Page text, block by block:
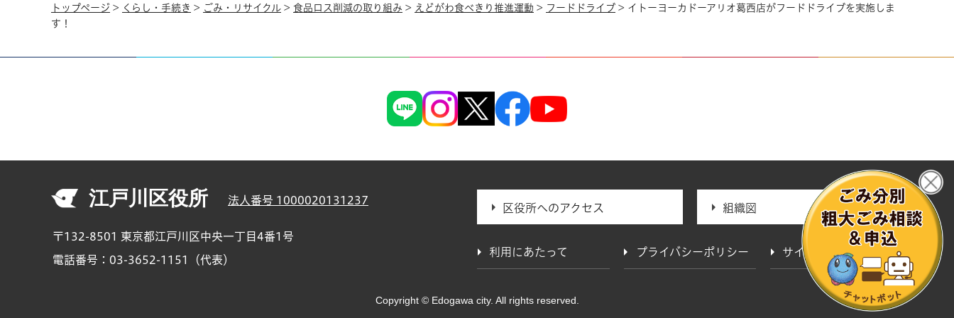
トップページ > くらし・手続き > ごみ・リサイクル > 食品ロス削減の取り組み > えどがわ食べきり推進運動 > フードドライブ > イトーヨーカドーアリオ葛西店がフードドライブを実施しま
す！
江戸川区役所 法人番号 1000020131237
〒132-8501 東京都江戸川区中央一丁目4番1号
電話番号：03-3652-1151（代表）
区役所へのアクセス 組織図
利用にあたって プライバシーポリシー サイトマップ
Copyright © Edogawa city. All rights reserved.